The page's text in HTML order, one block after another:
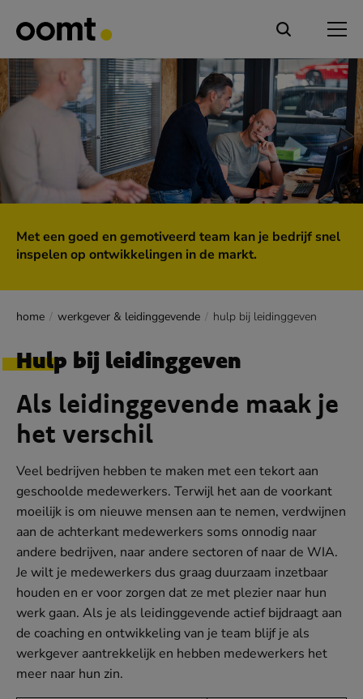
Met een goed en gemotiveerd team kan je bedrijf snel
inspelen op ontwikkelingen in de markt.
home werkgever & leidinggevende hulp bij leidinggeven
Hulp bij leidinggeven
Als leidinggevende maak je
het verschil
Veel bedrijven hebben te maken met een tekort aan
geschoolde medewerkers. Terwijl het aan de voorkant
moeilijk is om nieuwe mensen aan te nemen, verdwijnen
aan de achterkant medewerkers soms onnodig naar
andere bedrijven, naar andere sectoren of naar de WIA.
Je wilt je medewerkers dus graag duurzaam inzetbaar
houden en er voor zorgen dat ze met plezier naar hun
werk gaan. Als je als leidinggevende actief bijdraagt aan
de coaching en ontwikkeling van je team blijf je als
werkgever aantrekkelijk en hebben medewerkers het
meer naar hun zin.